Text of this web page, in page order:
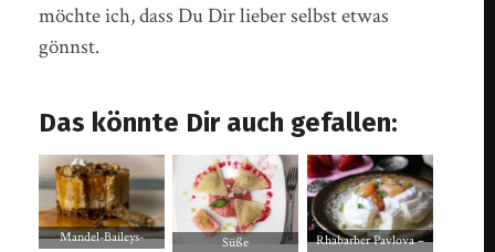
möchte ich, dass Du Dir lieber selbst etwas
gönnst.
Das könnte Dir auch gefallen:
Mandel-Baileys-
Süße
Rhabarber Pavlova –